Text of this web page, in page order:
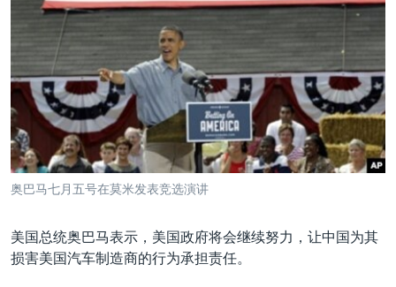
到
索
中东
欧洲
非洲
美洲
全球议题
人权·法律·宗教
科教·文娱·体健
军事
劳工
环境
热点专题
白宫要闻
国会报道
美中关系
美国建国250周年
埃博拉疫情
重要讲话与声明
台海两岸关系
VOA视频
VOA今日焦点
中文广播
关注我们
奥巴马七月五号在莫米发表竞选演讲
美国总统奥巴马表示，美国政府将会继续努力，让中国为其
损害美国汽车制造商的行为承担责任。